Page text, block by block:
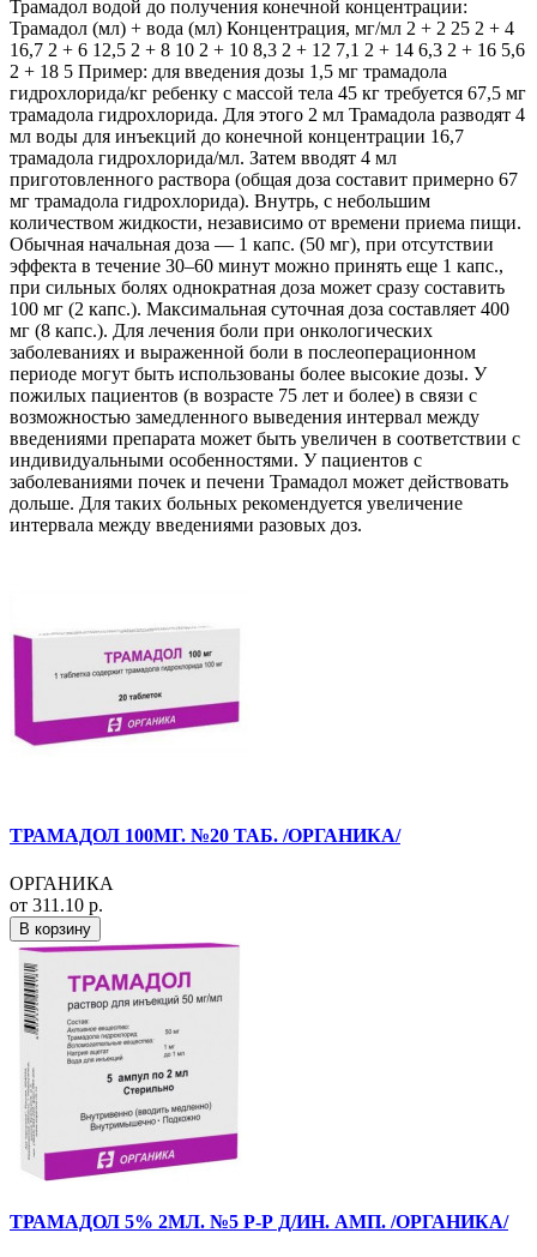
Трамадол водой до получения конечной концентрации:
Трамадол (мл) + вода (мл) Концентрация, мг/мл 2 + 2 25 2 + 4
16,7 2 + 6 12,5 2 + 8 10 2 + 10 8,3 2 + 12 7,1 2 + 14 6,3 2 + 16 5,6
2 + 18 5 Пример: для введения дозы 1,5 мг трамадола
гидрохлорида/кг ребенку с массой тела 45 кг требуется 67,5 мг
трамадола гидрохлорида. Для этого 2 мл Трамадола разводят 4
мл воды для инъекций до конечной концентрации 16,7
трамадола гидрохлорида/мл. Затем вводят 4 мл
приготовленного раствора (общая доза составит примерно 67
мг трамадола гидрохлорида). Внутрь, с небольшим
количеством жидкости, независимо от времени приема пищи.
Обычная начальная доза — 1 капс. (50 мг), при отсутствии
эффекта в течение 30–60 минут можно принять еще 1 капс.,
при сильных болях однократная доза может сразу составить
100 мг (2 капс.). Максимальная суточная доза составляет 400
мг (8 капс.). Для лечения боли при онкологических
заболеваниях и выраженной боли в послеоперационном
периоде могут быть использованы более высокие дозы. У
пожилых пациентов (в возрасте 75 лет и более) в связи с
возможностью замедленного выведения интервал между
введениями препарата может быть увеличен в соответствии с
индивидуальными особенностями. У пациентов с
заболеваниями почек и печени Трамадол может действовать
дольше. Для таких больных рекомендуется увеличение
интервала между введениями разовых доз.
ТРАМАДОЛ 100МГ. №20 ТАБ. /ОРГАНИКА/
ОРГАНИКА
от 311.10 р.
В корзину
ТРАМАДОЛ 5% 2МЛ. №5 Р-Р Д/ИН. АМП. /ОРГАНИКА/